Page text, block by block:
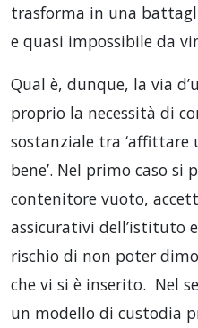
trasforma in una
e quasi impossibile da
Qual è, dunque, la via
proprio la necessità di
sostanziale tra ‘affittare
bene’. Nel primo caso si
contenitore vuoto,
assicurativi dell’istituto
rischio di non poter
che vi si è inserito. Nel
un modello di custodia